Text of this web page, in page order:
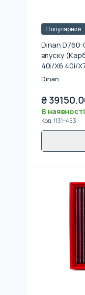
Популярний
Dinan
впуску
40i/X6 40i/
Dinan
₴
В наявності
Код:1131-453